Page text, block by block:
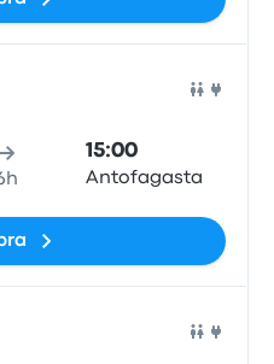
15:00
Antofagasta